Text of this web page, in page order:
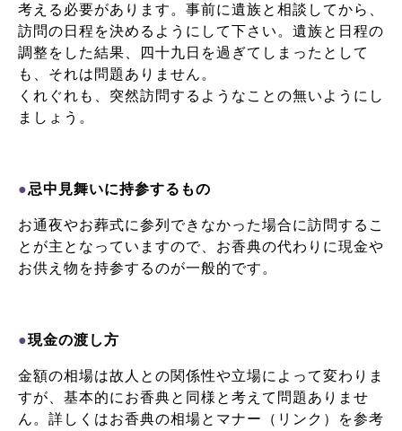
考える必要があります。事前に遺族と相談してから、
訪問の日程を決めるようにして下さい。遺族と日程の
調整をした結果、四十九日を過ぎてしまったとして
も、それは問題ありません。
くれぐれも、突然訪問するようなことの無いようにし
ましょう。
●忌中見舞いに持参するもの
お通夜やお葬式に参列できなかった場合に訪問するこ
とが主となっていますので、お香典の代わりに現金や
お供え物を持参するのが一般的です。
●現金の渡し方
金額の相場は故人との関係性や立場によって変わりま
すが、基本的にお香典と同様と考えて問題ありませ
ん。詳しくはお香典の相場とマナー（リンク）を参考